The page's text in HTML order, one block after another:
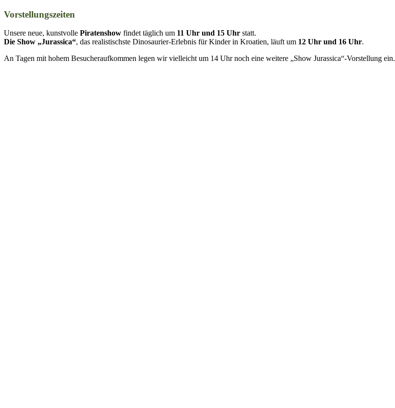
Vorstellungszeiten
Unsere neue, kunstvolle Piratenshow findet täglich um 11 Uhr und 15 Uhr statt.
Die Show „Jurassica“, das realistischste Dinosaurier-Erlebnis für Kinder in Kroatien, läuft um 12 Uhr und 16 Uhr.
An Tagen mit hohem Besucheraufkommen legen wir vielleicht um 14 Uhr noch eine weitere „Show Jurassica“-Vorstellung ein.